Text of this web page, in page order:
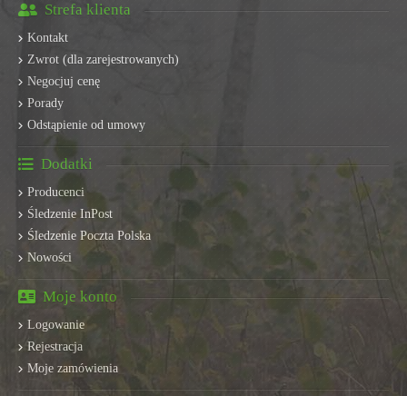
Strefa klienta
Kontakt
Zwrot (dla zarejestrowanych)
Negocjuj cenę
Porady
Odstąpienie od umowy
Dodatki
Producenci
Śledzenie InPost
Śledzenie Poczta Polska
Nowości
Moje konto
Logowanie
Rejestracja
Moje zamówienia